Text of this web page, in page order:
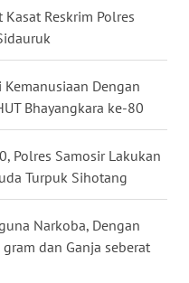
Reskrim Polres
Kemanusiaan Dengan
Bhayangkara ke-80
Polres Samosir Lakukan
Turpuk Sihotang
Narkoba, Dengan
dan Ganja seberat